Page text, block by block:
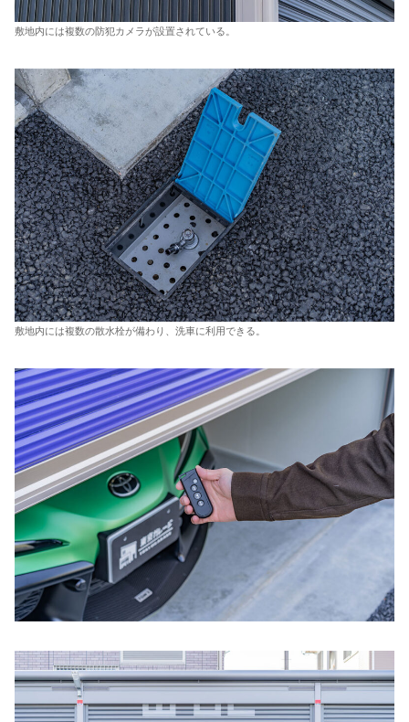
敷地内には複数の防犯カメラが設置されている。
敷地内には複数の散水栓が備わり、洗車に利用できる。